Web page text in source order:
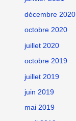
décembre 2020
octobre 2020
juillet 2020
octobre 2019
juillet 2019
juin 2019
mai 2019